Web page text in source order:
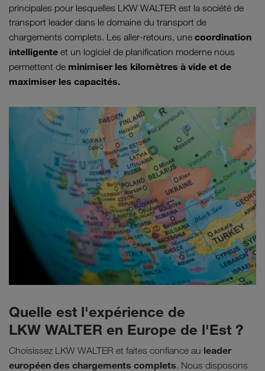
principales pour lesquelles LKW WALTER est la société de
transport leader dans le domaine du transport de
chargements complets. Les aller-retours, une coordination
intelligente et un logiciel de planification moderne nous
permettent de minimiser les kilomètres à vide et de
maximiser les capacités.
Quelle est l'expérience de
LKW WALTER en Europe de l'Est ?
Choisissez LKW WALTER et faites confiance au leader
européen des chargements complets. Nous disposons